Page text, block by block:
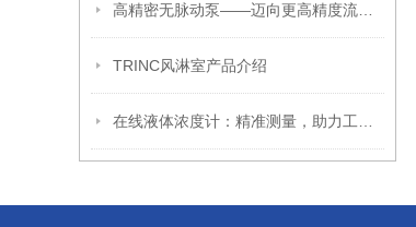
TRINC风淋室产品介绍